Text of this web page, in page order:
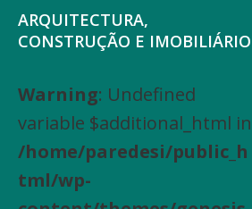
Saltar
para
menu
principal
Skip
content
ARQUITECTURA,
CONSTRUÇÃO E IMOBILIÁRIO
Engenharia
Civil,
Actividades
especializadas
Warning: Undefined
variable $additional_html in
/home/paredesi/public_h
tml/wp-